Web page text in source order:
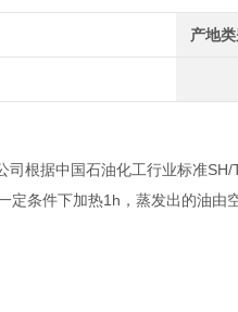
产地类
根据中国石油化工行业标准
定条件下加热1h，蒸发出的油